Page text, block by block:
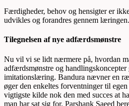
Færdigheder, behov og hensigter er
udvikles og forandres gennem læringen.
Tilegnelsen af nye adfærdsmønstre
Nu vil vi se lidt nærmere på, hvordan
adfærdsmønstre og handlingskoncepter
imitationslæring. Bandura nævner en
øger den enkeltes forventninger til
vigtigste kilde nok den med succes at
man har sat sig for. Parshank Saeed